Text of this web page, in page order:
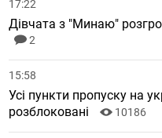
17:22
Дівчата з "Минаю"
2
15:58
Усі пункти пропуску на
розблоковані
10186